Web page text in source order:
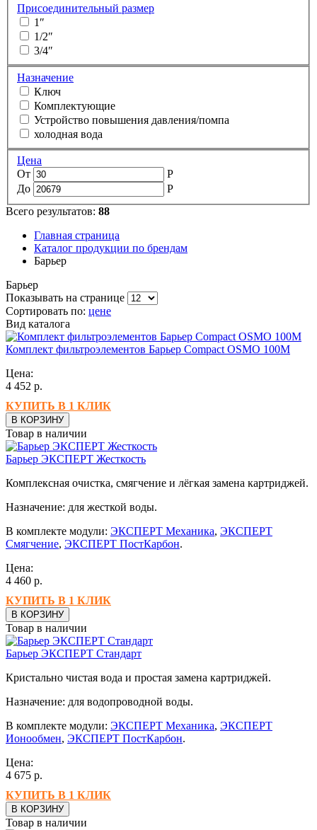
Присоединительный размер
1″
1/2″
3/4″
Назначение
Ключ
Комплектующие
Устройство повышения давления/помпа
холодная вода
Цена
От
Р
До
Р
Всего результатов: 88
Главная страница
Каталог продукции по брендам
Барьер
Барьер
Показывать на странице
Сортировать по: цене
Вид каталога
Комплект фильтроэлементов Барьер Compact OSMO 100М
Цена:
4 452 р.
КУПИТЬ В 1 КЛИК
В КОРЗИНУ
Товар в наличии
Барьер ЭКСПЕРТ Жесткость
Комплексная очистка, смягчение и лёгкая замена картриджей.
Назначение: для жесткой воды.
В комплекте модули: ЭКСПЕРТ Механика, ЭКСПЕРТ
Смягчение, ЭКСПЕРТ ПостКарбон.
Цена:
4 460 р.
КУПИТЬ В 1 КЛИК
В КОРЗИНУ
Товар в наличии
Барьер ЭКСПЕРТ Стандарт
Кристально чистая вода и простая замена картриджей.
Назначение: для водопроводной воды.
В комплекте модули: ЭКСПЕРТ Механика, ЭКСПЕРТ
Ионообмен, ЭКСПЕРТ ПостКарбон.
Цена:
4 675 р.
КУПИТЬ В 1 КЛИК
В КОРЗИНУ
Товар в наличии